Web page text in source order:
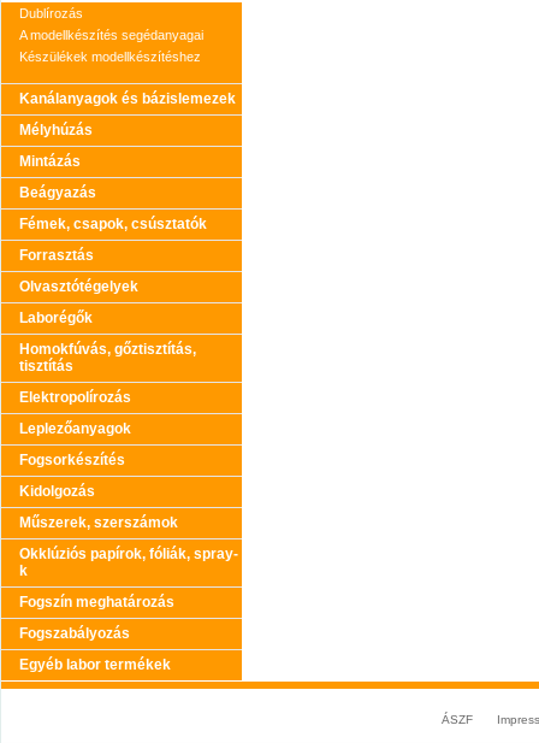
Dublírozás
A modellkészítés segédanyagai
Készülékek modellkészítéshez
Kanálanyagok és bázislemezek
Mélyhúzás
Mintázás
Beágyazás
Fémek, csapok, csúsztatók
Forrasztás
Olvasztótégelyek
Laborégők
Homokfúvás, gőztisztítás,
tisztítás
Elektropolírozás
Leplezőanyagok
Fogsorkészítés
Kidolgozás
Műszerek, szerszámok
Okklúziós papírok, fóliák, spray-
k
Fogszín meghatározás
Fogszabályozás
Egyéb labor termékek
ÁSZF